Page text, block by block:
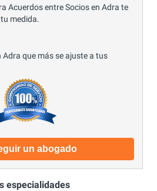
Acuerdos entre Socios en Adra te
medida.
que más se ajuste a tus
un abogado
especialidades